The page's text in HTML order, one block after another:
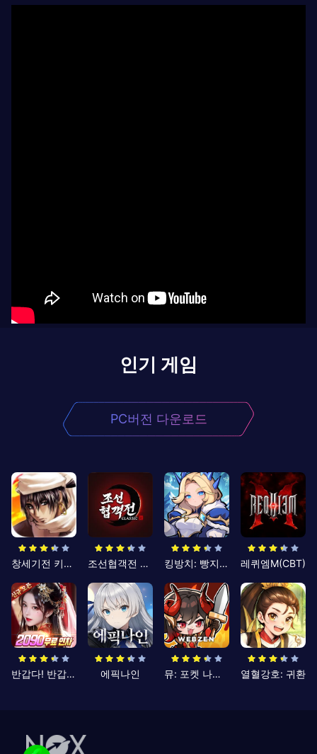
인기 게임
PC버전 다운로드
창세기전 키우기 조선협객전 클래식 킹방치: 빵지의 제왕 레퀴엠M(CBT)
반갑다! 반갑삼국지 에픽나인 뮤: 포켓 나이츠 열혈강호: 귀환